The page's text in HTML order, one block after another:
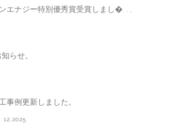
エナジー特別優秀賞受賞しまし�. . .
らせ。
事例更新しました。
12,2025